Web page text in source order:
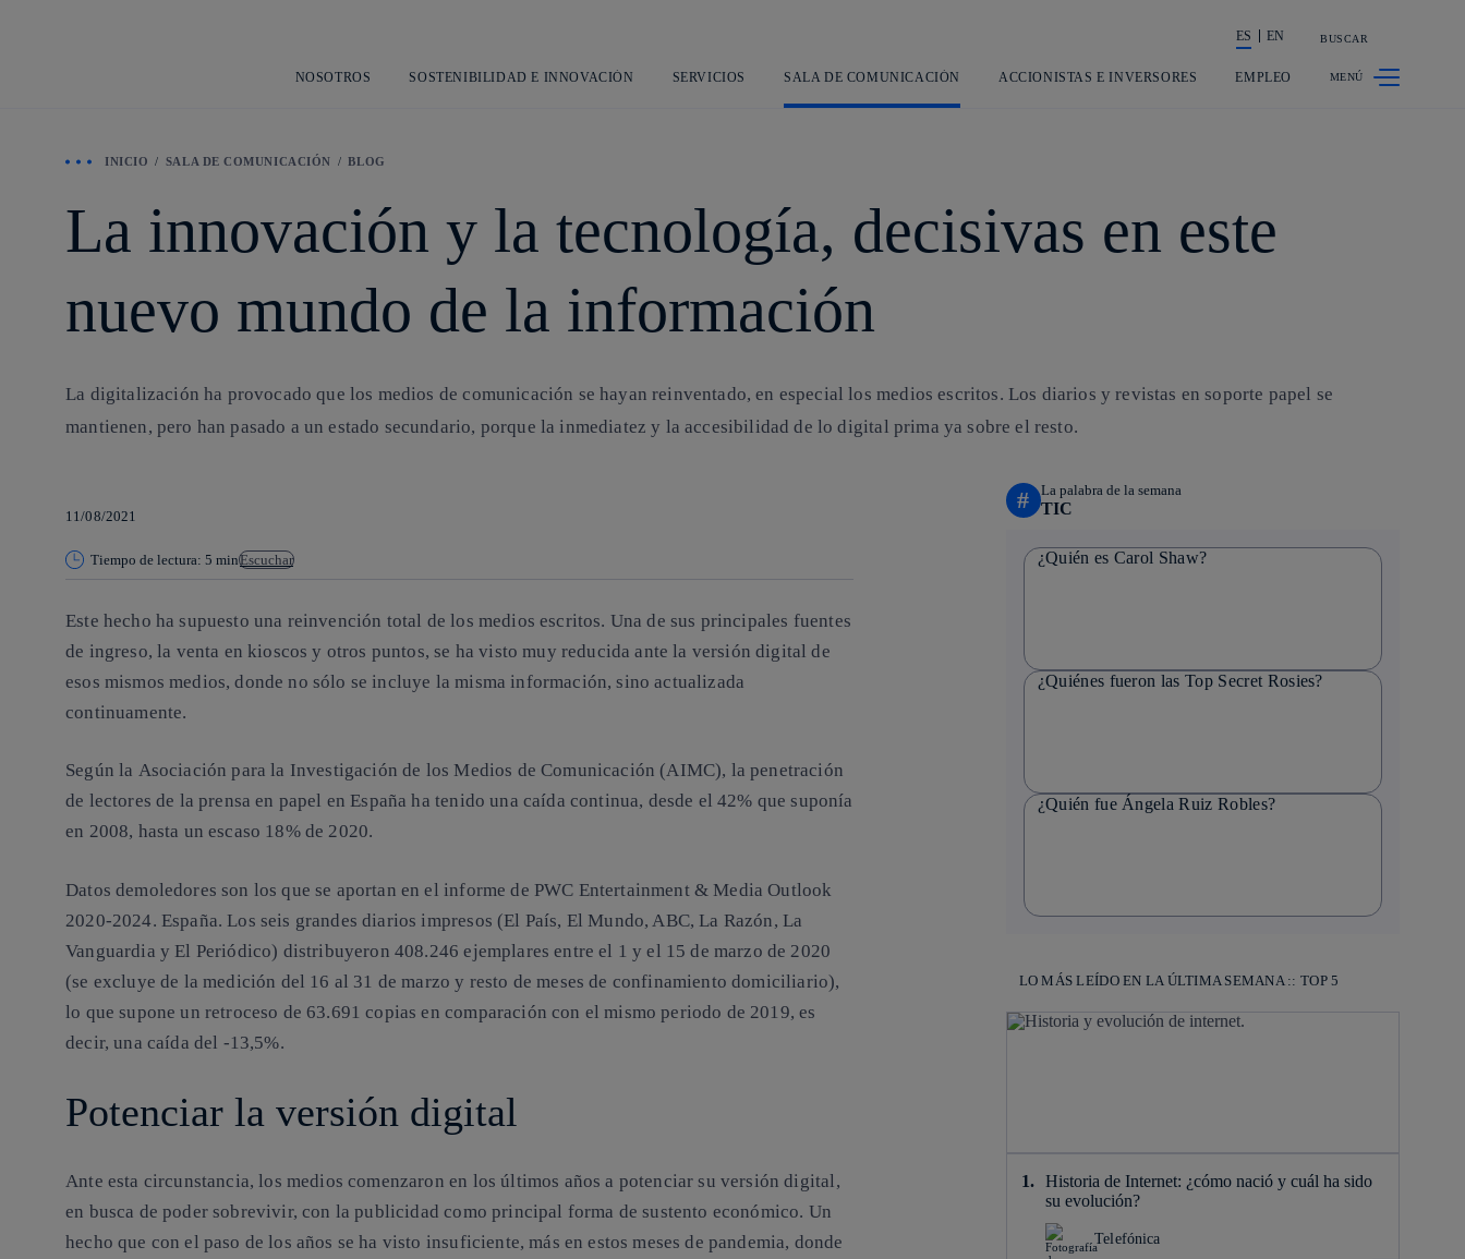
principal
La acción en accionistas e inversores
ES EN BUSCAR
NOSOTROS SOSTENIBILIDAD E INNOVACIÓN SERVICIOS SALA DE COMUNICACIÓN ACCIONISTAS E INVERSORES EMPLEO
INICIO SALA DE COMUNICACIÓN BLOG
La innovación y la tecnología, decisivas en este
nuevo mundo de la información
La digitalización ha provocado que los medios de comunicación se hayan reinventado, en especial los medios escritos. Los diarios y revistas en soporte papel se
mantienen, pero han pasado a un estado secundario, porque la inmediatez y la accesibilidad de lo digital prima ya sobre el resto.
11/08/2021
Tiempo de lectura: 5 minEscuchar
Este hecho ha supuesto una reinvención total de los medios escritos. Una de sus principales fuentes
de ingreso, la venta en kioscos y otros puntos, se ha visto muy reducida ante la versión digital de
esos mismos medios, donde no sólo se incluye la misma información, sino actualizada
continuamente.
Según la Asociación para la Investigación de los Medios de Comunicación (AIMC), la penetración
de lectores de la prensa en papel en España ha tenido una caída continua, desde el 42% que suponía
en 2008, hasta un escaso 18% de 2020.
Datos demoledores son los que se aportan en el informe de PWC Entertainment & Media Outlook
2020‑2024. España. Los seis grandes diarios impresos (El País, El Mundo, ABC, La Razón, La
Vanguardia y El Periódico) distribuyeron 408.246 ejemplares entre el 1 y el 15 de marzo de 2020
(se excluye de la medición del 16 al 31 de marzo y resto de meses de confinamiento domiciliario),
lo que supone un retroceso de 63.691 copias en comparación con el mismo periodo de 2019, es
decir, una caída del -13,5%.
Potenciar la versión digital
Ante esta circunstancia, los medios comenzaron en los últimos años a potenciar su versión digital ,
en busca de poder sobrevivir, con la publicidad como principal forma de sustento económico. Un
hecho que con el paso de los años se ha visto insuficiente, más en estos meses de pandemia, donde
# La palabra de la semana
TIC
¿Quién es Carol Shaw?
¿Quiénes fueron las Top Secret Rosies?
¿Quién fue Ángela Ruiz Robles?
LO MÁS LEÍDO EN LA ÚLTIMA SEMANA :: TOP 5
Historia de Internet: ¿cómo nació y cuál ha sido
su evolución?
Telefónica